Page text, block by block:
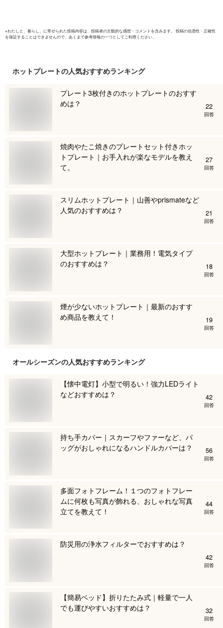
※わたしと、暮らし。 に寄せられた投稿内容は、投稿者の主観的な感想・コメントを含みます。 投稿の信憑性・正確性
を保証することはできませんので、あくまで参考情報の一つとしてご利用ください。
ホットプレートの人気おすすめランキング
プレート3枚付きのホットプレートのおすす
めは？
22
回答
焼肉やたこ焼きのプレートセット付きホッ
トプレート｜お手入れが楽なモデルを教え
て。
27
回答
スリムホットプレート｜山善やprismateなど
人気のおすすめは？
21
回答
大型ホットプレート｜業務用！電気タイプ
のおすすめは？
18
回答
煙が少ないホットプレート｜最新のおすす
め商品を教えて！
19
回答
オールシーズンの人気おすすめランキング
【懐中電灯】小型で明るい！強力LEDライト
などおすすめは？
42
回答
持ち手カバー｜スカーフやファーなど、バ
ッグがおしゃれになるハンドルカバーは？
56
回答
多面フォトフレーム！１つのフォトフレー
ムに何枚も写真が飾れる、おしゃれな写真
立てを教えて！
44
回答
防災用の浄水フィルターでおすすめは？
42
回答
【簡易ベッド】折りたたみ式｜軽量で一人
でも運びやすいおすすめは？
32
回答